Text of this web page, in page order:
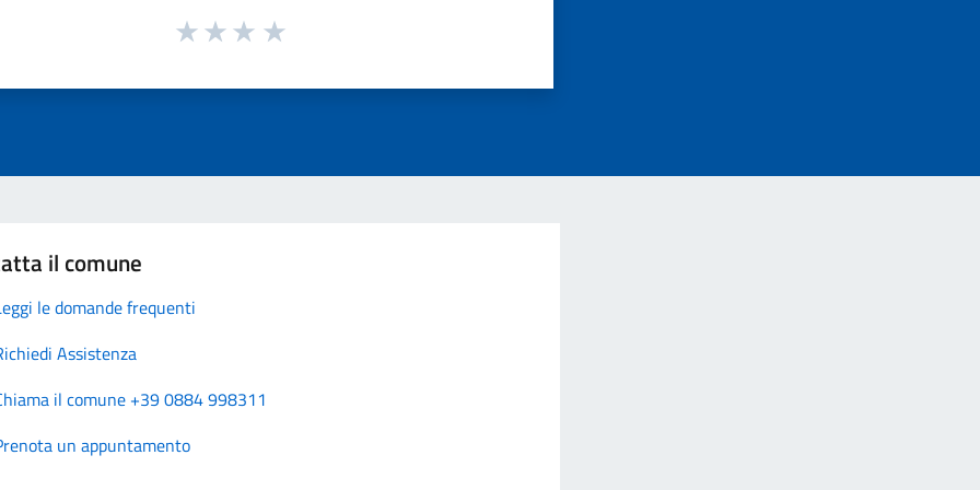
il comune
le domande frequenti
Assistenza
il comune +39 0884 998311
un appuntamento